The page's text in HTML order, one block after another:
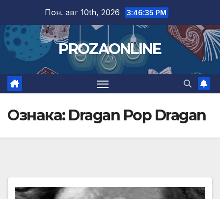
content
Пон. авг 10th, 2026 3:46:36 PM
PROZAONLINE
Ознака: Dragan Pop Dragan